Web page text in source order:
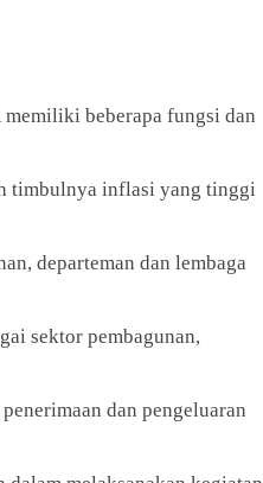
beberapa fungsi dan
timbulnya inflasi yang tinggi
departeman dan lembaga
sektor pembagunan,
dan pengeluaran